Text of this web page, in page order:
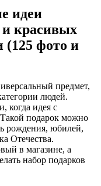
идеи
и красивых
(125 фото и
предмет,
людей.
когда идея с
подарок можно
рождения, юбилей,
Отечества.
в магазине, а
набор подарков